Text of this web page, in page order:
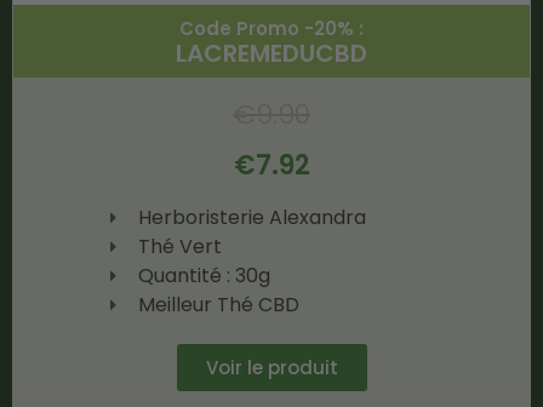
Code Promo -20% :
LACREMEDUCBD
€7.92
Herboristerie Alexandra
Thé Vert
Quantité : 30g
Meilleur Thé CBD
Voir le produit